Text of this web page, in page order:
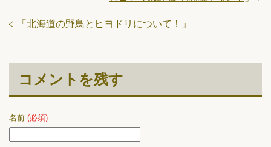
「 北海道の野鳥とヒヨドリについて！ 」
コメントを残す
名前 (必須)